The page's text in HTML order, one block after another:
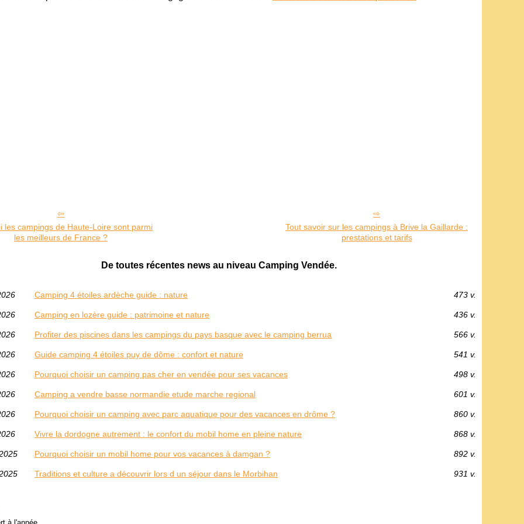
les campings de Haute-Loire sont parmi
les meilleurs de France ?
Tout savoir sur les campings à Brive la Gaillarde :
prestations et tarifs
De toutes récentes news au niveau Camping Vendée.
Camping 4 étoiles ardèche guide : nature 473 v.
Camping en lozère guide : patrimoine et nature 436 v.
Profiter des piscines dans les campings du pays basque avec le camping berrua 566 v.
Guide camping 4 étoiles puy de dôme : confort et nature 541 v.
Pourquoi choisir un camping pas cher en vendée pour ses vacances 498 v.
Camping a vendre basse normandie etude marche regional 601 v.
Pourquoi choisir un camping avec parc aquatique pour des vacances en drôme ? 860 v.
Vivre la dordogne autrement : le confort du mobil home en pleine nature 868 v.
Pourquoi choisir un mobil home pour vos vacances à damgan ? 892 v.
Traditions et culture a découvrir lors d un séjour dans le Morbihan 931 v.